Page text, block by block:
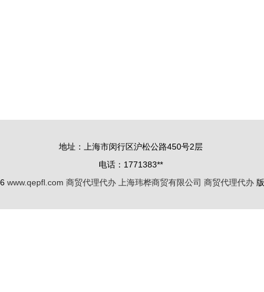
地址：上海市闵行区沪松公路450号2层
电话：1771383**
www.qepfl.com 商贸代理代办 上海玮桦商贸有限公司 商贸代理代办